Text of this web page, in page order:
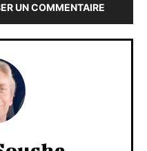
UN COMMENTAIRE